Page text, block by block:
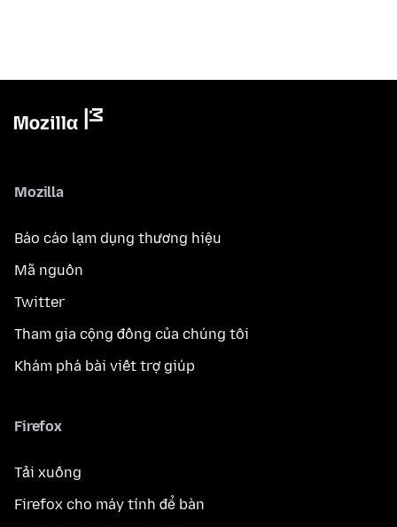
Mozilla
Báo cáo lạm dụng thương hiệu
Mã nguồn
Twitter
Tham gia cộng đồng của chúng tôi
Khám phá bài viết trợ giúp
Firefox
Tải xuống
Firefox cho máy tính để bàn